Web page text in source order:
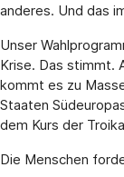
anderes. Und das
Unser
Krise. Das stimmt.
kommt es zu
Staaten
dem Kurs der
Die Menschen